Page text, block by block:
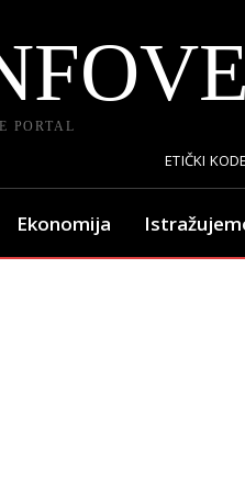
PORTAL
ETIČKI
Ekonomija